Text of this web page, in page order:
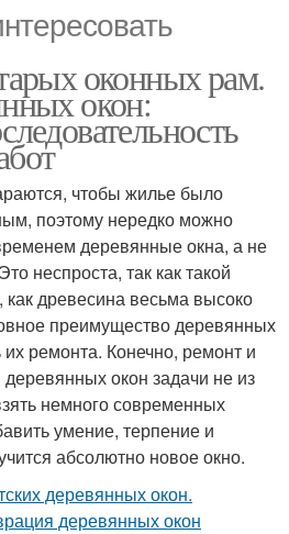
оконных рам.
окон:
чтобы жилье было
поэтому нередко можно
деревянные окна, а не
неспроста, так как такой
древесина весьма высоко
преимущество деревянных
ремонта. Конечно, ремонт и
окон задачи не из
немного современных
умение, терпение и
абсолютно новое окно.